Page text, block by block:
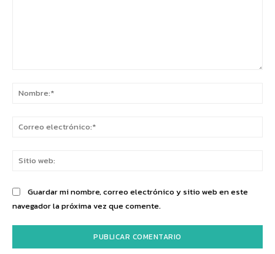
Guardar mi nombre, correo electrónico y sitio web en este
navegador la próxima vez que comente.